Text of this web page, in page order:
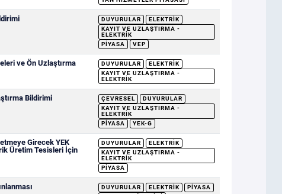
DUYURULAR
ELEKTRIK
KAYIT VE UZLAŞTIRMA -
ELEKTRIK
PIYASA
VEP
ve Ön Uzlaştırma
DUYURULAR
ELEKTRIK
KAYIT VE UZLAŞTIRMA -
ELEKTRIK
Bildirimi ÇEVRESEL
DUYURULAR
KAYIT VE UZLAŞTIRMA -
ELEKTRIK
PIYASA
YEK-G
Girecek YEK
Üretim Tesisleri İçin
DUYURULAR
ELEKTRIK
KAYIT VE UZLAŞTIRMA -
ELEKTRIK
PIYASA
DUYURULAR ELEKTRIK
PIYASA